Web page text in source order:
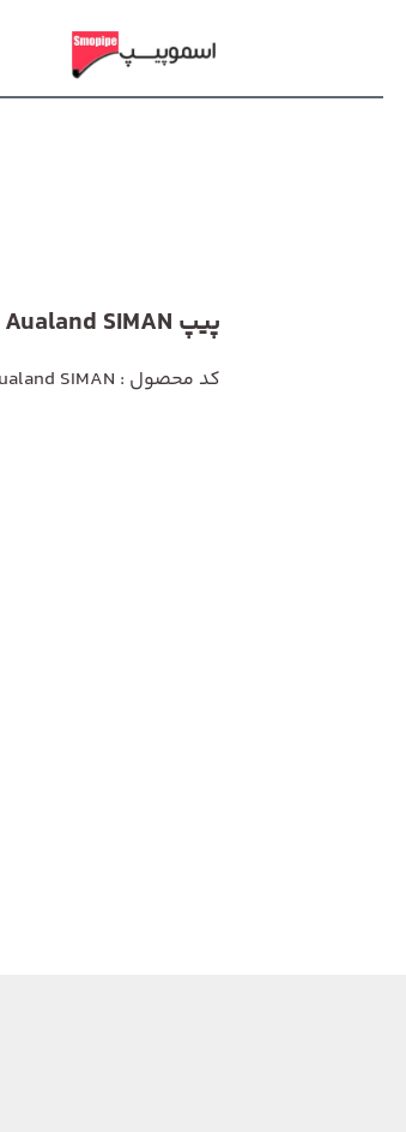
پیپ Vauen Aualand SIMAN
کد محصول : Vauen Aualand SIMAN